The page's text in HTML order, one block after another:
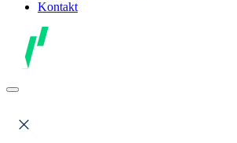
Kontakt